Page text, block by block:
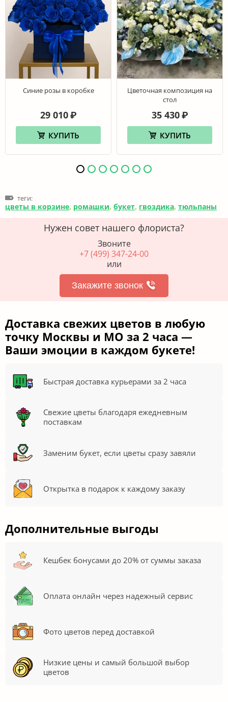
Синие розы в коробке
29 010 ₽
КУПИТЬ
Цветочная композиция на
стол
35 430 ₽
КУПИТЬ
теги:
цветы в корзине, ромашки, букет, гвоздика, тюльпаны
Нужен совет нашего флориста?
Звоните
+7 (499) 347-24-00
или
Закажите звонок
Доставка свежих цветов в любую
точку Москвы и МО за 2 часа —
Ваши эмоции в каждом букете!
Быстрая доставка курьерами за 2 часа
Свежие цветы благодаря ежедневным
поставкам
Заменим букет, если цветы сразу завяли
Открытка в подарок к каждому заказу
Дополнительные выгоды
Кешбек бонусами до 20% от суммы заказа
Оплата онлайн через надежный сервис
Фото цветов перед доставкой
Низкие цены и самый большой выбор
цветов